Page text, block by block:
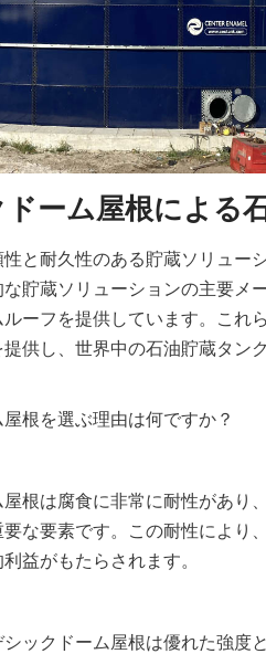
ーム屋根による
と耐久性のある貯蔵ソリュー
貯蔵ソリューションの主要メ
ーフを提供しています。これ
供し、世界中の石油貯蔵タン
根を選ぶ理由は何ですか？
根は腐食に非常に耐性があり
な要素です。この耐性により
益がもたらされます。
ックドーム屋根は優れた強度